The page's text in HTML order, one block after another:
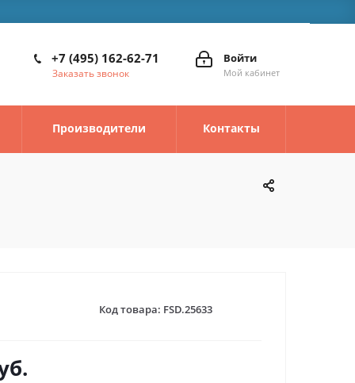
Войти
Мой кабинет
+7 (495) 162-62-71
Заказать звонок
Производители Контакты
Код товара: FSD.25633